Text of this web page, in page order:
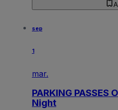
sep
1
mar.
PARKING PASSES
Night